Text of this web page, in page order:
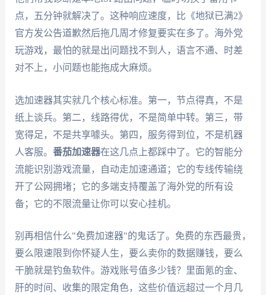
点，五分钟就解决了。这种响应速度，比《地狱已满2》
官方发公告道歉然后拖几周才修复要实在多了。海外党
玩游戏，最怕的就是出问题找不到人，语言不通、时差
对不上，小问题也能拖成大麻烦。
选加速器其实就几个核心标准。第一，节点得真，不是
纸上谈兵。第二，线路得优，不是简单中转。第三，带
宽得足，不是共享噱头。第四，服务得到位，不是机器
人客服。 番茄加速器在这几点上都踩中了。它的智能分
流能识别游戏流量，自动走加速通道；它的专线传输绕
开了公网拥堵；它的多端支持覆盖了海外党的所有设
备；它的不限流量让你可以安心挂机。
别再相信什么"免费加速器"的鬼话了。免费的东西最贵，
要么限速限到你怀疑人生，要么卖你的数据赚钱，要么
干脆就是钓鱼软件。游戏账号值多少钱？里面氪的金、
肝的时间、收集的限定角色，这些价值远超过一个月几